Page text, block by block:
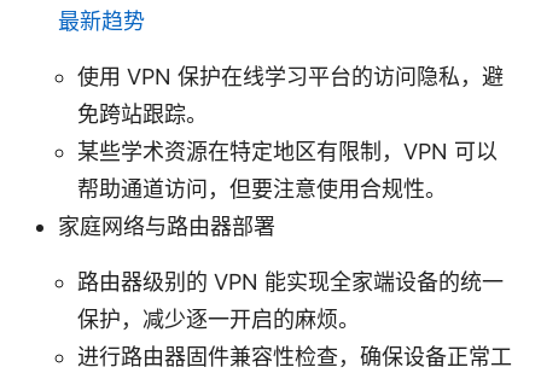
最新趋势
使用 VPN 保护在线学习平台的访问隐私，避
免跨站跟踪。
某些学术资源在特定地区有限制，VPN 可以
帮助通道访问，但要注意使用合规性。
家庭网络与路由器部署
路由器级别的 VPN 能实现全家端设备的统一
保护，减少逐一开启的麻烦。
进行路由器固件兼容性检查，确保设备正常工